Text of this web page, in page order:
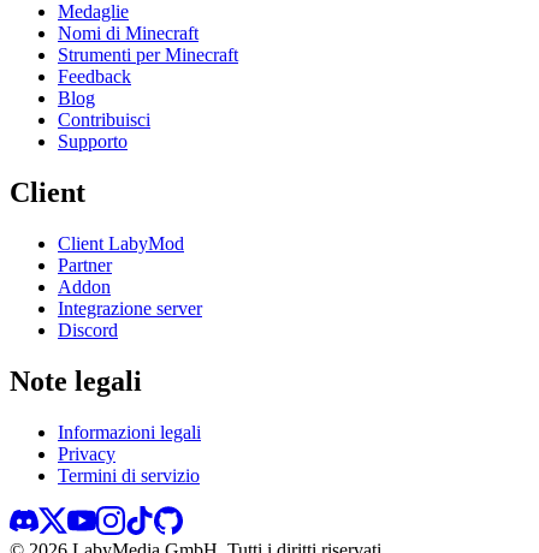
Medaglie
Nomi di Minecraft
Strumenti per Minecraft
Feedback
Blog
Contribuisci
Supporto
Client
Client LabyMod
Partner
Addon
Integrazione server
Discord
Note legali
Informazioni legali
Privacy
Termini di servizio